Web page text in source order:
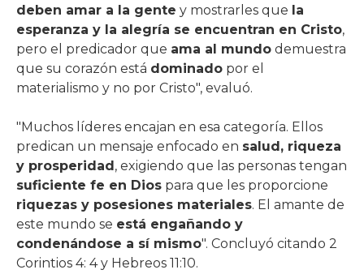
deben amar a la gente y mostrarles que la
esperanza y la alegría se encuentran en Cristo,
pero el predicador que ama al mundo demuestra
que su corazón está dominado por el
materialismo y no por Cristo", evaluó.
"Muchos líderes encajan en esa categoría. Ellos
predican un mensaje enfocado en salud, riqueza
y prosperidad, exigiendo que las personas tengan
suficiente fe en Dios para que les proporcione
riquezas y posesiones materiales. El amante de
este mundo se está engañando y
condenándose a sí mismo". Concluyó citando 2
Corintios 4: 4 y Hebreos 11:10.